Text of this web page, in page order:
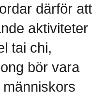
därför att
aktiviteter
tai chi,
bör vara